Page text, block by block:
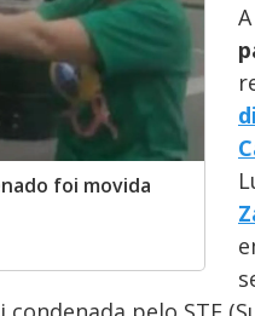
foi movida